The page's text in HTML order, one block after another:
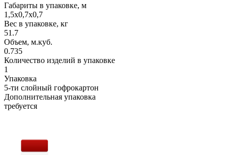
Габариты в упаковке, м
1,5х0,7х0,7
Вес в упаковке, кг
51.7
Объем, м.куб.
0.735
Количество изделий в упаковке
1
Упаковка
5-ти слойный гофрокартон
Дополнительная упаковка
требуется